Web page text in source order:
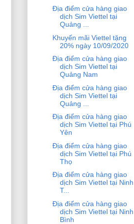
Địa điểm cửa hàng giao
dịch Sim Viettel tại
Quảng ...
Khuyến mãi Viettel tặng
20% ngày 10/09/2020
Địa điểm cửa hàng giao
dịch Sim Viettel tại
Quảng Nam
Địa điểm cửa hàng giao
dịch Sim Viettel tại
Quảng ...
Địa điểm cửa hàng giao
dịch Sim Viettel tại Phú
Yên
Địa điểm cửa hàng giao
dịch Sim Viettel tại Phú
Thọ
Địa điểm cửa hàng giao
dịch Sim Viettel tại Ninh
T...
Địa điểm cửa hàng giao
dịch Sim Viettel tại Ninh
Bình